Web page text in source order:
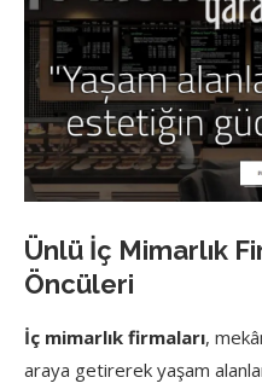
Ünlü İç Mimarlık
Öncüleri
İç mimarlık firmaları,
araya getirerek yaşam